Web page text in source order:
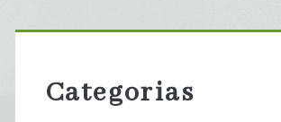
Primary
Sidebar
Categorias